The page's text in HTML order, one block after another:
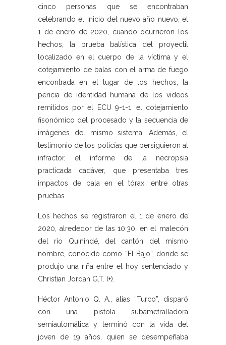
cinco personas que se encontraban
celebrando el inicio del nuevo año nuevo, el
1 de enero de 2020, cuando ocurrieron los
hechos; la prueba balística del proyectil
localizado en el cuerpo de la víctima y el
cotejamiento de balas con el arma de fuego
encontrada en el lugar de los hechos, la
pericia de identidad humana de los videos
remitidos por el ECU 9-1-1, el cotejamiento
fisonómico del procesado y la secuencia de
imágenes del mismo sistema. Además, el
testimonio de los policías que persiguieron al
infractor, el informe de la necropsia
practicada cadáver, que presentaba tres
impactos de bala en el tórax; entre otras
pruebas.
Los hechos se registraron el 1 de enero de
2020, alrededor de las 10:30, en el malecón
del río Quinindé, del cantón del mismo
nombre, conocido como “El Bajo”, donde se
produjo una riña entre el hoy sentenciado y
Christian Jordan G.T. (+).
Héctor Antonio Q. A., alias “Turco”, disparó
con una pistola subametralladora
semiautomática y terminó con la vida del
joven de 19 años, quien se desempeñaba